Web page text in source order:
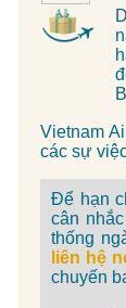
Vietnam
các sự
Để hạn
cân
thống
liên hệ
chuyến